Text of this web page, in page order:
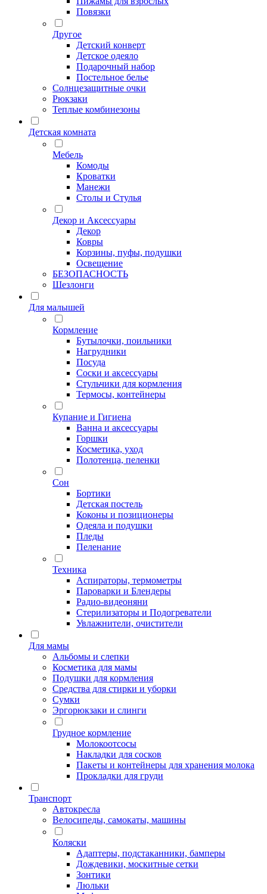
Повязки
Другое
Детский конверт
Детское одеяло
Подарочный набор
Постельное белье
Солнцезащитные очки
Рюкзаки
Теплые комбинезоны
Детская комната
Мебель
Комоды
Кроватки
Манежи
Столы и Стулья
Декор и Аксессуары
Декор
Ковры
Корзины, пуфы, подушки
Освещение
БЕЗОПАСНОСТЬ
Шезлонги
Для малышей
Кормление
Бутылочки, поильники
Нагрудники
Посуда
Соски и аксессуары
Стульчики для кормления
Термосы, контейнеры
Купание и Гигиена
Ванна и аксессуары
Горшки
Косметика, уход
Полотенца, пеленки
Сон
Бортики
Детская постель
Коконы и позиционеры
Одеяла и подушки
Пледы
Пеленание
Техника
Аспираторы, термометры
Пароварки и Блендеры
Радио-видеоняни
Стерилизаторы и Подогреватели
Увлажнители, очистители
Для мамы
Альбомы и слепки
Косметика для мамы
Подушки для кормления
Средства для стирки и уборки
Сумки
Эргорюкзаки и слинги
Грудное кормление
Молокоотсосы
Накладки для сосков
Пакеты и контейнеры для хранения молока
Прокладки для груди
Транспорт
Автокресла
Велосипеды, самокаты, машины
Коляски
Адаптеры, подстаканники, бамперы
Дождевики, москитные сетки
Зонтики
Люльки